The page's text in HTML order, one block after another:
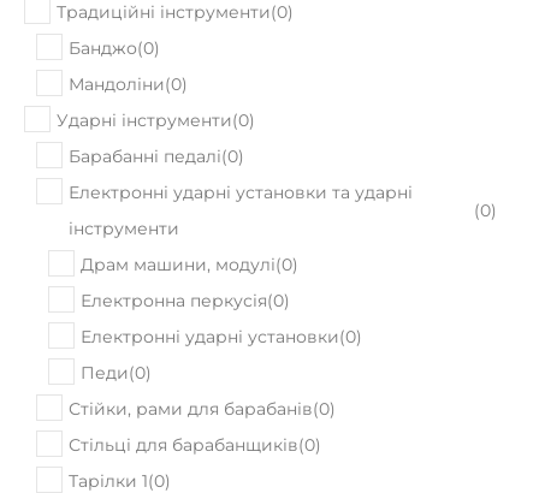
Традиційні інструменти(0)
Банджо(0)
Мандоліни(0)
Ударні інструменти(0)
Барабанні педалі(0)
Електронні ударні установки та ударні
інструменти
(0)
Драм машини, модулі(0)
Електронна перкусія(0)
Електронні ударні установки(0)
Педи(0)
Стійки, рами для барабанів(0)
Стільці для барабанщиків(0)
Тарілки 1(0)